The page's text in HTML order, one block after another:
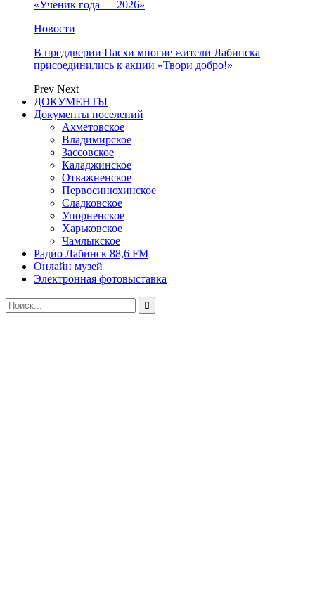
«Ученик года — 2026»
Новости
В преддверии Пасхи многие жители Лабинска
присоединились к акции «Твори добро!»
Prev Next
ДОКУМЕНТЫ
Документы поселений
Ахметовское
Владимирское
Зассовское
Каладжинское
Отважненское
Первосинюхинское
Сладковское
Упорненское
Харьковское
Чамлыкское
Радио Лабинск 88,6 FM
Онлайн музей
Электронная фотовыставка